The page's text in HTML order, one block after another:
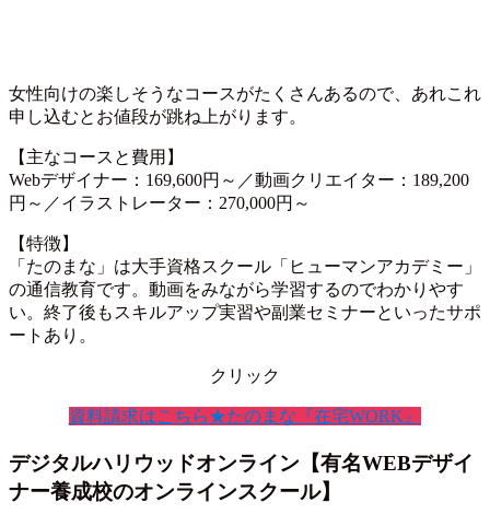
女性向けの楽しそうなコースがたくさんあるので、あれこれ
申し込むとお値段が跳ね上がります。
【主なコースと費用】
Webデザイナー：169,600円～／動画クリエイター：189,200
円～／イラストレーター：270,000円～
【特徴】
「たのまな」は大手資格スクール「ヒューマンアカデミー」
の通信教育です。動画をみながら学習するのでわかりやす
い。終了後もスキルアップ実習や副業セミナーといったサポ
ートあり。
クリック
資料請求はこちら★たのまな『在宅WORK』
デジタルハリウッドオンライン【有名WEBデザイ
ナー養成校のオンラインスクール】